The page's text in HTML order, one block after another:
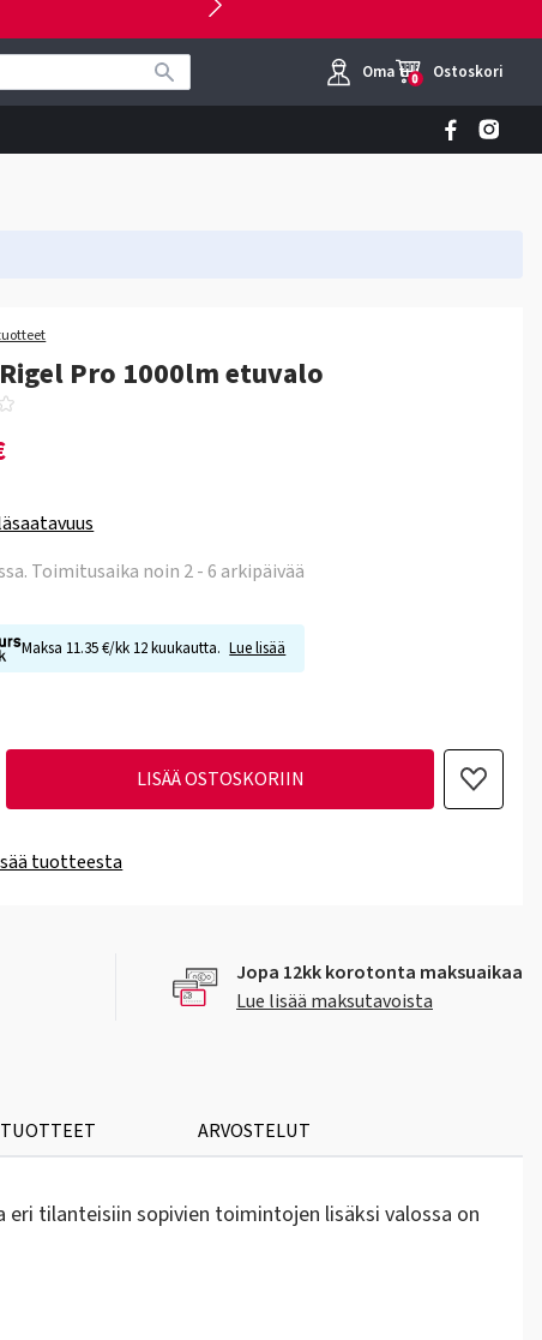
Oma tili
0 Ostoskori
Pro 1000lm etuvalo
. Toimitusaika noin 2 - 6 arkipäivää
Maksa 11.35 €/kk 12 kuukautta. Lue lisää
LISÄÄ OSTOSKORIIN
tuotteesta
Jopa 12kk korotonta maksuaikaa
Lue lisää maksutavoista
ARVOSTELUT
tilanteisiin sopivien toimintojen lisäksi valossa on